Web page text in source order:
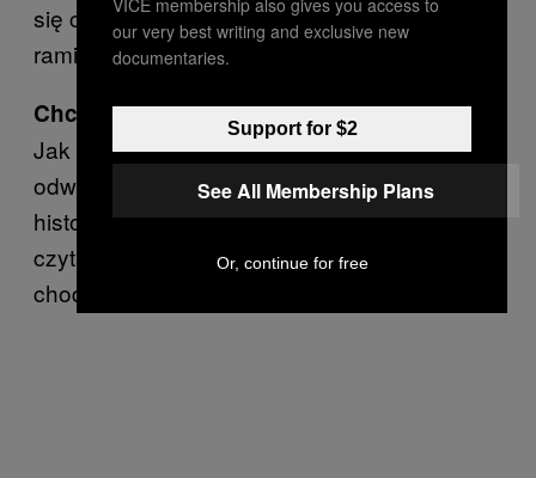
się chronić drugą osobę, obejmując ją
ramieniem.
Chciał obronić ją przed kulami.
Jak zatem widzisz, pomimo braku opisu na
odwrocie można samodzielnie dojść do
historii kryjącej się za zdjęciem. Nie musimy
czytać zbyt wiele, żeby zrozumieć, o co
chodzi.
our very best writing and exclusive new
documentaries.
Support for $2
See All Membership Plans
Or, continue for free